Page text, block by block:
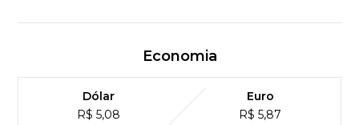
Economia
Dólar
R$ 5,08
Euro
R$ 5,87